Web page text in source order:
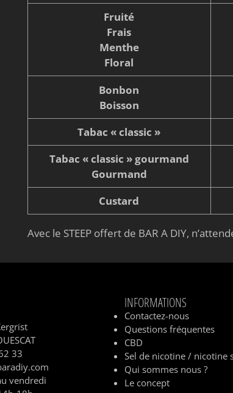
Fruité
Frais
Menthe
Floral
Bonbon
Boisson
Tabac « classic »
Tabac « classic » gourmand
Gourmand
Custard
Avec le STEEP offert de BAR A DIY,
33
vendredi
INFORMATIONS
Contactez-nous
Questions fréquentes
CBD
Sel de nicotine / nicotine
Qui sommes nous ?
Le concept